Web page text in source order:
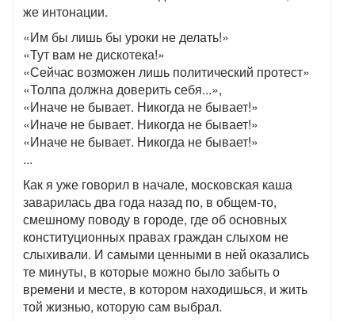
же интонации.
«Им бы лишь бы уроки не делать!»
«Тут вам не дискотека!»
«Сейчас возможен лишь политический протест»
«Толпа должна доверить себя...»,
«Иначе не бывает. Никогда не бывает!»
«Иначе не бывает. Никогда не бывает!»
«Иначе не бывает. Никогда не бывает!»
...
Как я уже говорил в начале, московская каша
заварилась два года назад по, в общем-то,
смешному поводу в городе, где об основных
конституционных правах граждан слыхом не
слыхивали. И самыми ценными в ней оказались
те минуты, в которые можно было забыть о
времени и месте, в котором находишься, и жить
той жизнью, которую сам выбрал.